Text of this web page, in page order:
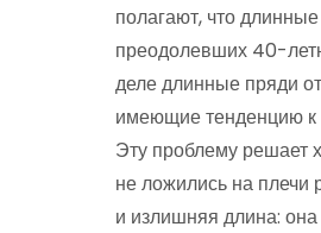
полагают, что
преодолевших 40-
деле длинные пряди
имеющие тенденцию к
Эту проблему решает
не ложились на плечи
и излишняя длина: